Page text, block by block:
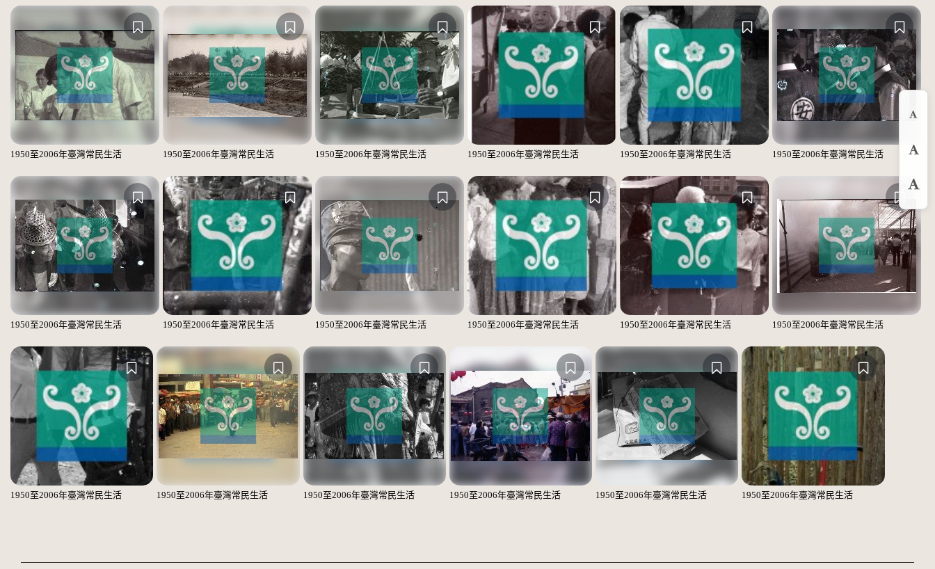
1950至2006年臺灣常民生活 1950至2006年臺灣常民生活 1950至2006年臺灣常民生活 1950至2006年臺灣常民生活 1950至2006年臺灣常民生活 1950至2006年臺灣常民生活
1950至2006年臺灣常民生活 1950至2006年臺灣常民生活 1950至2006年臺灣常民生活 1950至2006年臺灣常民生活 1950至2006年臺灣常民生活 1950至2006年臺灣常民生活
1950至2006年臺灣常民生活 1950至2006年臺灣常民生活 1950至2006年臺灣常民生活 1950至2006年臺灣常民生活 1950至2006年臺灣常民生活 1950至2006年臺灣常民生活
放